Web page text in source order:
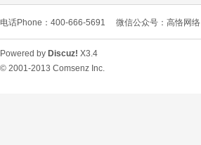
L
电话Phone：400-666-5691 微信公众号：高恪网络
Powered by Discuz! X3.4
© 2001-2013 Comsenz Inc.